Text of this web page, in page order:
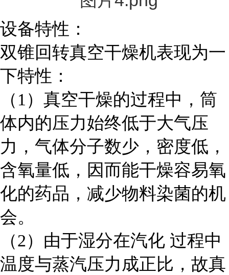
设备特性：
双锥回转真空干燥机表现为一
下特性：
（1）真空干燥的过程中，筒
体内的压力始终低于大气压
力，气体分子数少，密度低，
含氧量低，因而能干燥容易氧
化的药品，减少物料染菌的机
会。
（2）由于湿分在汽化 过程中
温度与蒸汽压力成正比，故真